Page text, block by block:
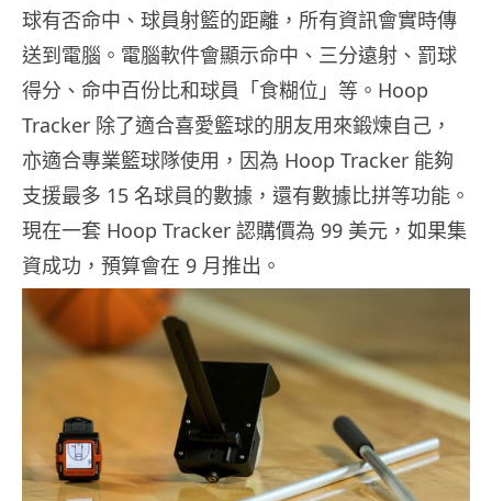
球有否命中、球員射籃的距離，所有資訊會實時傳
送到電腦。電腦軟件會顯示命中、三分遠射、罰球
得分、命中百份比和球員「食糊位」等。Hoop
Tracker 除了適合喜愛籃球的朋友用來鍛煉自己，
亦適合專業籃球隊使用，因為 Hoop Tracker 能夠
支援最多 15 名球員的數據，還有數據比拼等功能。
現在一套 Hoop Tracker 認購價為 99 美元，如果集
資成功，預算會在 9 月推出。